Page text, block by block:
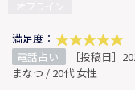
満足度：
電話占い
［投稿日］
まなつ / 20代 女性